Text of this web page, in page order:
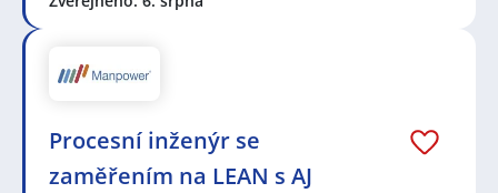
Procesní inženýr se
zaměřením na LEAN s AJ